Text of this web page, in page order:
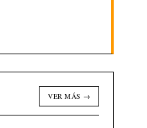
VER MÁS →